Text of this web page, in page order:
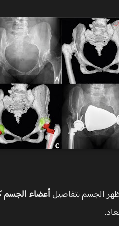
الجسم بتفاصيلأعضاء الجسم